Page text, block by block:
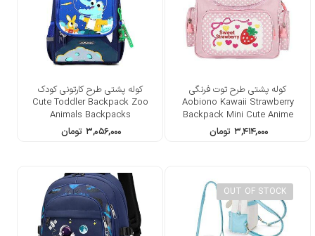
کوله پشتی طرح توت فرنگی
Aobiono Kawaii Strawberry
Backpack Mini Cute Anime
Aesthetic
۳,۴۱۴,۰۰۰ تومان
کوله پشتی طرح کارتونی کودک
Cute Toddler Backpack Zoo
Animals Backpacks
۳,۰۵۶,۰۰۰ تومان
OUT OF STOCK